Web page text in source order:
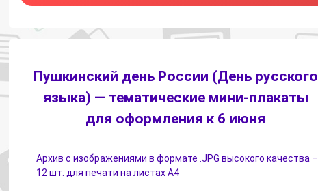
Пушкинский день России (День русского
языка) — тематические мини-плакаты
для оформления к 6 июня
Архив с изображениями в формате .JPG высокого качества –
12 шт. для печати на листах А4